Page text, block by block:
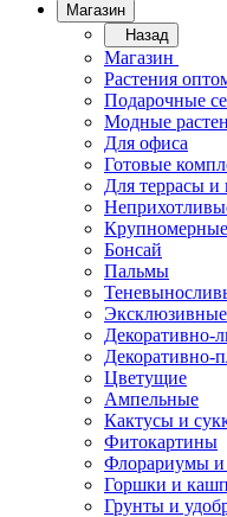
Магазин
Назад
Магазин
Растения
Подарочные
Модные
Для офиса
Готовые
Для террасы и
Крупномерные
Бонсай
Пальмы
Эксклюзивные
Декоративно-
Декоративно-
Цветущие
Ампельные
Кактусы и
Фитокартины
Флорариумы и
Горшки и
Грунты и